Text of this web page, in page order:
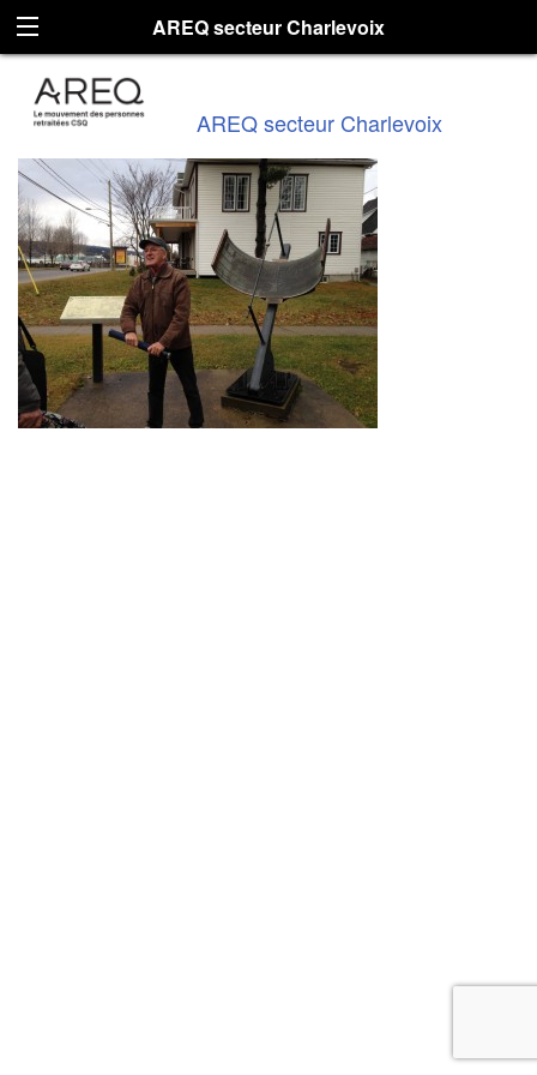
AREQ secteur Charlevoix
AREQ secteur Charlevoix